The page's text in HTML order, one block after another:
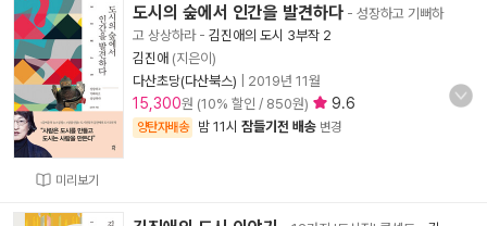
미리보기
도시의 숲에서 인간을 발견하다 - 성장하고 기뻐하
고 상상하라- 김진애의 도시 3부작 2
김진애 (지은이)
다산초당(다산북스)
2019년 11월
15,300원 (10% 할인 / 850원) 9.6
양탄자배송 밤 11시 잠들기전 배송 변경